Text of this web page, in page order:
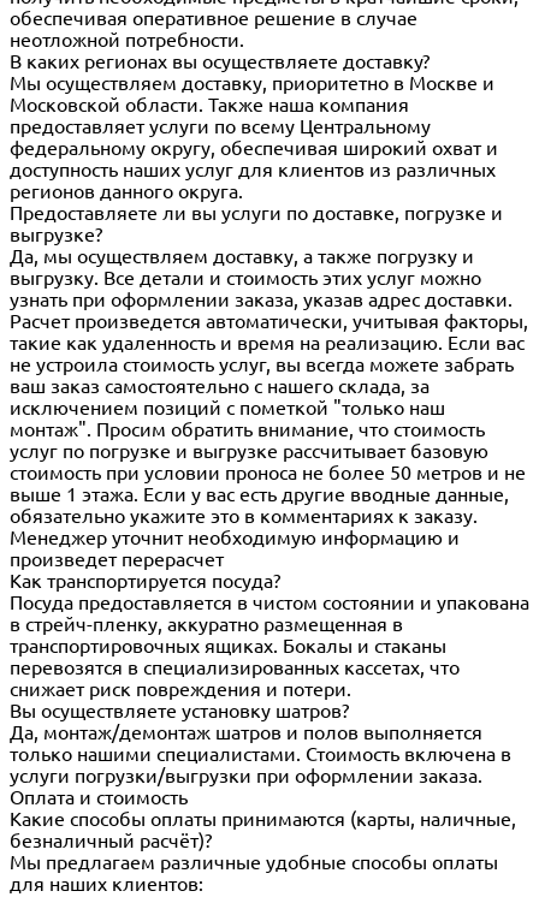
обеспечивая оперативное решение в случае
неотложной потребности.
В каких регионах вы осуществляете доставку?
Мы осуществляем доставку, приоритетно в Москве и
Московской области. Также наша компания
предоставляет услуги по всему Центральному
федеральному округу, обеспечивая широкий охват и
доступность наших услуг для клиентов из различных
регионов данного округа.
Предоставляете ли вы услуги по доставке, погрузке и
выгрузке?
Да, мы осуществляем доставку, а также погрузку и
выгрузку. Все детали и стоимость этих услуг можно
узнать при оформлении заказа, указав адрес доставки.
Расчет произведется автоматически, учитывая факторы,
такие как удаленность и время на реализацию. Если вас
не устроила стоимость услуг, вы всегда можете забрать
ваш заказ самостоятельно с нашего склада, за
исключением позиций с пометкой "только наш
монтаж". Просим обратить внимание, что стоимость
услуг по погрузке и выгрузке рассчитывает базовую
стоимость при условии проноса не более 50 метров и не
выше 1 этажа. Если у вас есть другие вводные данные,
обязательно укажите это в комментариях к заказу.
Менеджер уточнит необходимую информацию и
произведет перерасчет
Как транспортируется посуда?
Посуда предоставляется в чистом состоянии и упакована
в стрейч-пленку, аккуратно размещенная в
транспортировочных ящиках. Бокалы и стаканы
перевозятся в специализированных кассетах, что
снижает риск повреждения и потери.
Вы осуществляете установку шатров?
Да, монтаж/демонтаж шатров и полов выполняется
только нашими специалистами. Стоимость включена в
услуги погрузки/выгрузки при оформлении заказа.
Оплата и стоимость
Какие способы оплаты принимаются (карты, наличные,
безналичный расчёт)?
Мы предлагаем различные удобные способы оплаты
для наших клиентов: